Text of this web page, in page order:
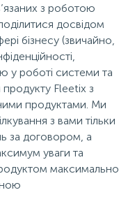
з роботою
досвідом
бізнесу (звичайно,
роботі системи та
продукту Fleetix з
продуктами. Ми
з вами тільки
за договором, а
уваги та
максимально